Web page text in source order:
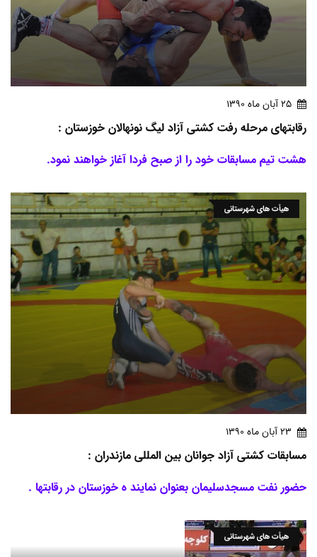
25 آبان ماه 1390
رقابتهای مرحله رفت کشتی آزاد لیگ نونهالان خوزستان :
هشت تیم مسابقات خود را از صبح فردا آغاز خواهند نمود.
هیأت های شهرستانی
23 آبان ماه 1390
مسابقات کشتی آزاد جوانان بین المللی مازندران :
حضور نفت مسجدسلیمان بعنوان نمایند ه خوزستان در رقابتها .
هیأت های شهرستانی